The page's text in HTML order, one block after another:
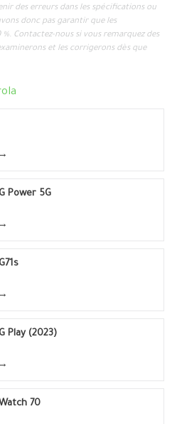
des erreurs dans les spécifications ou
donc pas garantir que les
Contactez-nous si vous remarquez des
et les corrigerons dès que
Power 5G
Play (2023)
70